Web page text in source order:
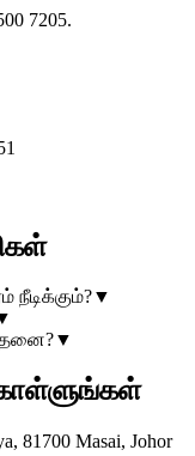
7205.
நீடிக்கும்?▼
▼
81700 Masai, Johor